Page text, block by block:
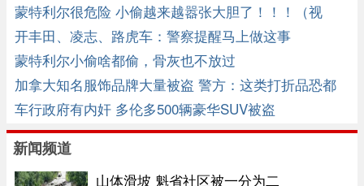
蒙特利尔很危险 小偷越来越嚣张大胆了！！！（视
频）
开丰田、凌志、路虎车：警察提醒马上做这事
蒙特利尔小偷啥都偷，骨灰也不放过
加拿大知名服饰品牌大量被盗 警方：这类打折品恐都
是偷来的 ...
车行政府有内奸 多伦多500辆豪华SUV被盗
新闻频道
山体滑坡 魁省社区被一分为二